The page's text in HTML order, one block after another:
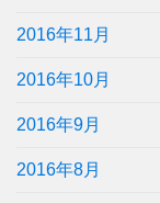
2016年11月
2016年10月
2016年9月
2016年8月